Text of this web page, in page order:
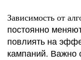
Зависимость от
постоянно
повлиять на
кампаний. Важно